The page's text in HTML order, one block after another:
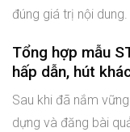
đúng giá trị nội dung.
Tổng hợp mẫu
hấp dẫn, hút
Sau khi đã nắm
dựng và đăng bài